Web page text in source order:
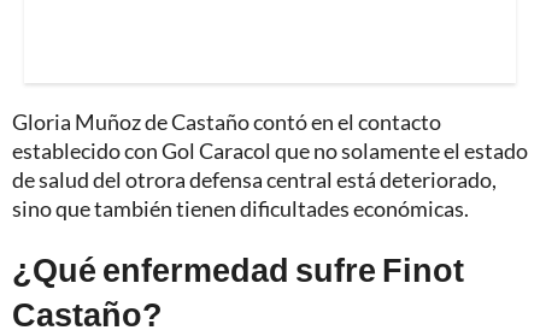
Gloria Muñoz de Castaño contó en el contacto
establecido con Gol Caracol que no solamente el estado
de salud del otrora defensa central está deteriorado,
sino que también tienen dificultades económicas.
¿Qué enfermedad sufre Finot
Castaño?